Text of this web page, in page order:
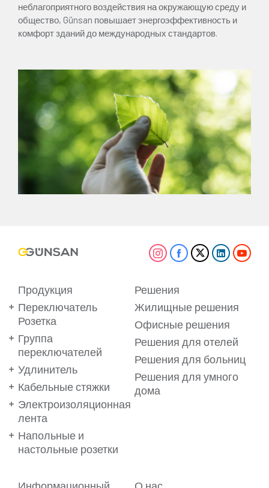
неблагоприятного воздействия на окружающую среду и
общество, Günsan повышает энергоэффективность и
комфорт зданий до международных стандартов.
Продукция
Переключатель
Розетка
Группа
переключателей
Удлинитель
Кабельные стяжки
Электроизоляционная
лента
Напольные и
настольные розетки
Решения
Жилищные решения
Офисные решения
Решения для отелей
Решения для больниц
Решения для умного
дома